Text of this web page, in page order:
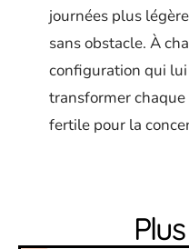
journées plus
sans obstacle. À
configuration qui
transformer
fertile pour la